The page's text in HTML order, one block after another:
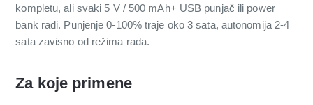
kompletu, ali svaki 5 V / 500 mAh+ USB punjač ili power
bank radi. Punjenje 0-100% traje oko 3 sata, autonomija 2-4
sata zavisno od režima rada.
Za koje primene